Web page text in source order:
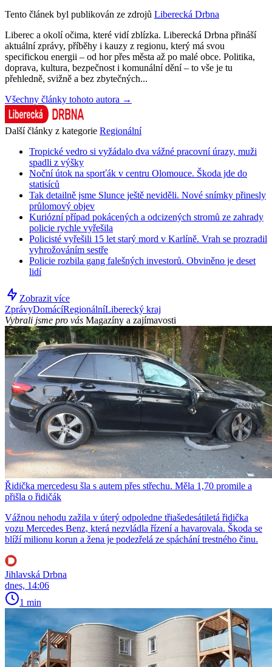
Tento článek byl publikován ze zdrojů Liberecká Drbna
Liberec a okolí očima, které vidí zblízka. Liberecká Drbna přináší
aktuální zprávy, příběhy i kauzy z regionu, který má svou
specifickou energii – od hor přes města až po malé obce. Politika,
doprava, kultura, bezpečnost i komunální dění – to vše je tu
přehledně, svižně a bez zbytečných...
Všechny články tohoto autora →
Další články z kategorie Regionální
Tropické vedro si vyžádalo dva vážné pracovní úrazy, muži
spadli z výšky
Noční útok na sporťák v centru Olomouce. Škoda jde do
statisíců
Tak detailně jsme Slunce ještě neviděli. Nové snímky přinesly
průlomový objev
Kuriózní případ pokácených a odcizených stromů ze zahrady
policie rychle vyřešila
Policisté vyřešili 15 let starý mord v Karlíně. Vrah se prozradil
vyhrožováním sestře
Policie rozbila gang falešných investorů. Obviněno je deset
lidí
Zobrazit více
ZprávyDomácíRegionálníLiberecký kraj
Vybrali jsme pro vás Magazíny a zajímavosti
Řidička mercedesu šla s autem přes střechu. Měla 1,70 promile a
přišla o řidičák
Vážnou nehodu zažila v úterý odpoledne třiašedesátiletá řidička
vozu Mercedes Benz, která nezvládla řízení a havarovala. Škoda se
blíží milionu korun a žena je podezřelá ze spáchání trestného činu.
Jihlavská Drbna
dnes, 14:06
1 min